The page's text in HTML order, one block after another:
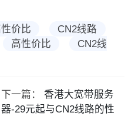
价比
CN2线路
高性价比
CN2线
下一篇：
香港大宽带服务
器-29元起与CN2线路的性